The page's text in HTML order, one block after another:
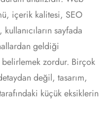
içerik kalitesi, SEO
kullanıcıların sayfada
geldiği
zordur. Birçok
değil, tasarım,
küçük eksiklerin